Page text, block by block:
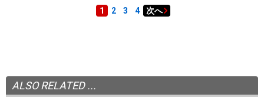
1 2 3 4 次へ
ALSO RELATED ...